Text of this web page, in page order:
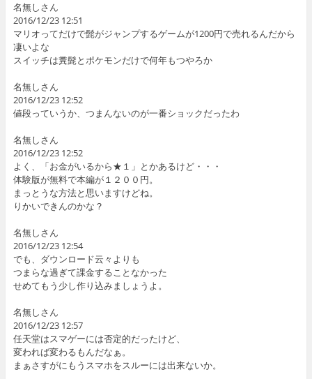
名無しさん
2016/12/23 12:51
マリオってだけで髭がジャンプするゲームが1200円で売れるんだから
凄いよな
スイッチは糞髭とポケモンだけで何年もつやろか
名無しさん
2016/12/23 12:52
値段っていうか、つまんないのが一番ショックだったわ
名無しさん
2016/12/23 12:52
よく、「お金がいるから★１」とかあるけど・・・
体験版が無料で本編が１２００円。
まっとうな方法と思いますけどね。
りかいできんのかな？
名無しさん
2016/12/23 12:54
でも、ダウンロード云々よりも
つまらな過ぎて課金することなかった
せめてもう少し作り込みましょうよ。
名無しさん
2016/12/23 12:57
任天堂はスマゲーには否定的だったけど、
変われば変わるもんだなぁ。
まぁさすがにもうスマホをスルーには出来ないか。